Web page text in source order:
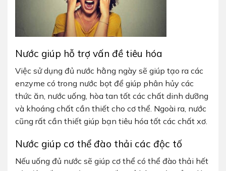
Nước giúp hỗ trợ vấn đề tiêu hóa
Việc sử dụng đủ nước hằng ngày sẽ giúp tạo ra các
enzyme có trong nước bọt để giúp phân hủy các
thức ăn, nước uống, hòa tan tốt các chất dinh dưỡng
và khoáng chất cần thiết cho cơ thể. Ngoài ra, nước
cũng rất cần thiết giúp bạn tiêu hóa tốt các chất xơ.
Nước giúp cơ thể đào thải các độc tố
Nếu uống đủ nước sẽ giúp cơ thể có thể đào thải hết